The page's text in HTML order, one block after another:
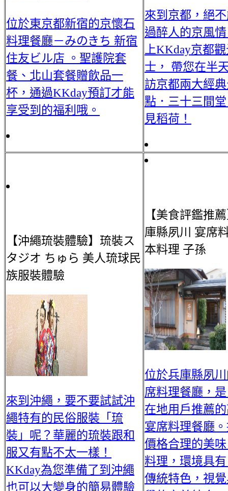
位於東京都新宿的京懷石
料理餐廳－みのきち 新宿
住友ビル店 。聖護院套
餐、北山套餐贈飲品⼀
杯，通過KKday預訂才能
享受到的福利哦。
來到京都，絕
過醉人的京風
上KKday京都
士， 帶您在半
訪京都兩大經
點．三十三間
見稻荷！
【沖繩琉裝體驗】琉裝ス
タジオ ちゅら 美人琉球民
族服裝體驗
來到沖繩，要不要試試沖
繩特有的民俗服裝「琉
裝」呢？華麗的琉裝跟和
服又有點不太一樣！
KKday為您準備了到沖繩
也可以大變身的簡易體驗
【美食評鑑推
庫縣夙川 宴席
本料理 子孫
位於兵庫縣夙
席料理餐廳，
在地用戶推薦
宴席料理餐廳
價格合理的美
料理，環境具
傳統特色，視